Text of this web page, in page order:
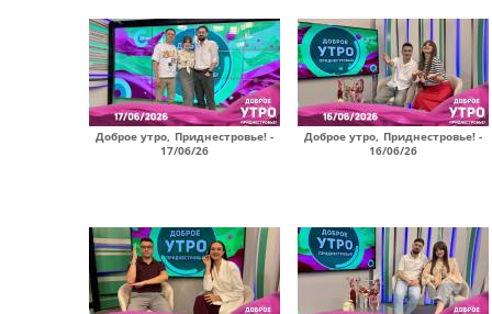
Доброе утро, Приднестровье! -
17/06/26
Доброе утро, Приднестровье! -
16/06/26